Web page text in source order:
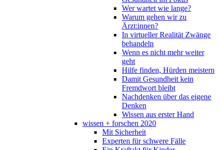
Wer wartet wie lange?
Warum gehen wir zu
Ärzt:innen?
In virtueller Realität Zwänge
behandeln
Wenn es nicht mehr weiter
geht
Hilfe finden, Hürden meistern
Damit Gesundheit kein
Fremdwort bleibt
Nachdenken über das eigene
Denken
Wissen aus erster Hand
wissen + forschen 2020
Mit Sicherheit
Experten für schwere Fälle